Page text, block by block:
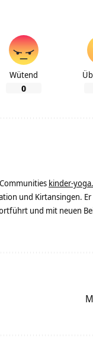
Wütend
0
kinder-
und Kirtansingen.
und mit neuen